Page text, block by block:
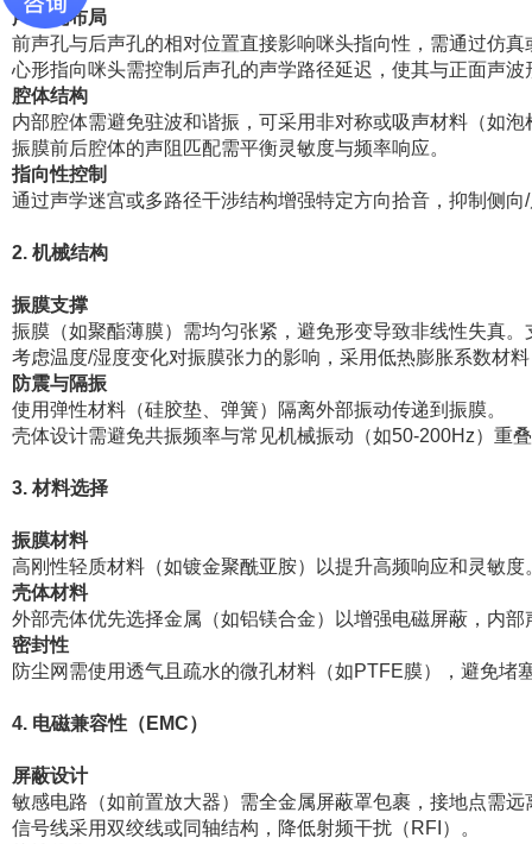
声学孔布局
前声孔与后声孔的相对位置直接影响咪头指向性，需通过仿
心形指向咪头需控制后声孔的声学路径延迟，使其与正面声波
腔体结构
内部腔体需避免驻波和谐振，可采用非对称或吸声材料（如泡
振膜前后腔体的声阻匹配需平衡灵敏度与频率响应。
指向性控制
通过声学迷宫或多路径干涉结构增强特定方向拾音，抑制侧
2. 机械结构
振膜支撑
振膜（如聚酯薄膜）需均匀张紧，避免形变导致非线性失真
考虑温度/湿度变化对振膜张力的影响，采用低热膨胀系数材
防震与隔振
使用弹性材料（硅胶垫、弹簧）隔离外部振动传递到振膜。
壳体设计需避免共振频率与常见机械振动（如50-200Hz）重
3. 材料选择
振膜材料
高刚性轻质材料（如镀金聚酰亚胺）以提升高频响应和灵敏度
壳体材料
外部壳体优先选择金属（如铝镁合金）以增强电磁屏蔽，内
密封性
防尘网需使用透气且疏水的微孔材料（如PTFE膜），避免堵
4. 电磁兼容性（EMC）
屏蔽设计
敏感电路（如前置放大器）需全金属屏蔽罩包裹，接地点需远
信号线采用双绞线或同轴结构，降低射频干扰（RFI）。